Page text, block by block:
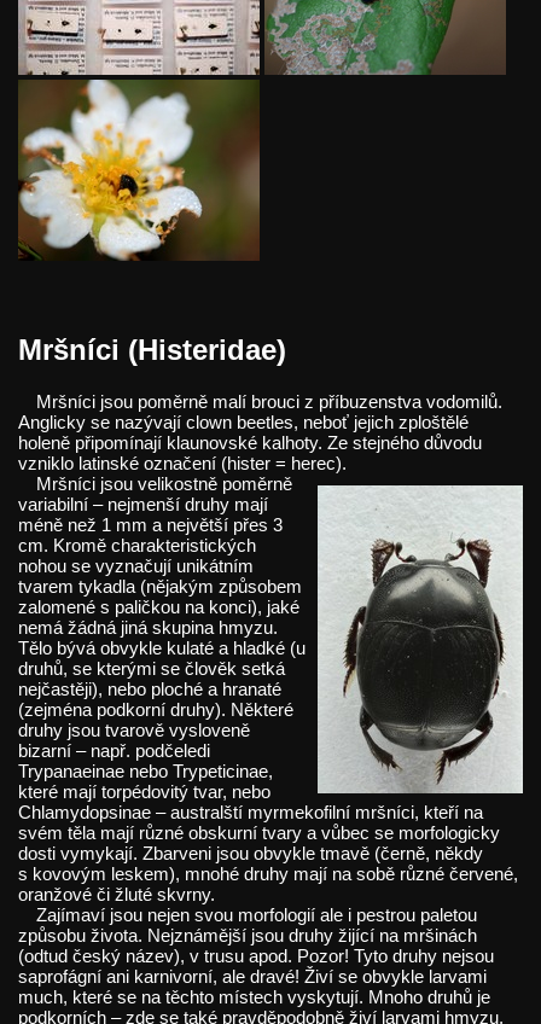
Mršníci (Histeridae)
Mršníci jsou poměrně malí brouci z příbuzenstva vodomilů.
Anglicky se nazývají clown beetles, neboť jejich zploštělé
holeně připomínají klaunovské kalhoty. Ze stejného důvodu
vzniklo latinské označení (hister = herec).
Mršníci jsou velikostně poměrně
variabilní – nejmenší druhy mají
méně než 1 mm a největší přes 3
cm. Kromě charakteristických
nohou se vyznačují unikátním
tvarem tykadla (nějakým způsobem
zalomené s paličkou na konci), jaké
nemá žádná jiná skupina hmyzu.
Tělo bývá obvykle kulaté a hladké (u
druhů, se kterými se člověk setká
nejčastěji), nebo ploché a hranaté
(zejména podkorní druhy). Některé
druhy jsou tvarově vysloveně
bizarní – např. podčeledi
Trypanaeinae nebo Trypeticinae,
které mají torpédovitý tvar, nebo
Chlamydopsinae – australští myrmekofilní mršníci, kteří na
svém těla mají různé obskurní tvary a vůbec se morfologicky
dosti vymykají. Zbarveni jsou obvykle tmavě (černě, někdy
s kovovým leskem), mnohé druhy mají na sobě různé červené,
oranžové či žluté skvrny.
Zajímaví jsou nejen svou morfologií ale i pestrou paletou
způsobu života. Nejznámější jsou druhy žijící na mršinách
(odtud český název), v trusu apod. Pozor! Tyto druhy nejsou
saprofágní ani karnivorní, ale dravé! Živí se obvykle larvami
much, které se na těchto místech vyskytují. Mnoho druhů je
podkorních – zde se také pravděpodobně živí larvami hmyzu,